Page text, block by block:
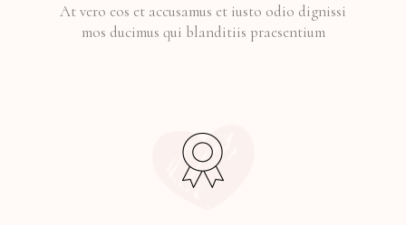
At vero eos et accusamus et iusto odio dignissi
mos ducimus qui blanditiis praesentium